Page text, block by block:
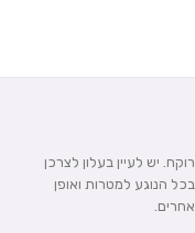
יש לעיין בעלון לצרכן
הנוגע למטרות ואופן